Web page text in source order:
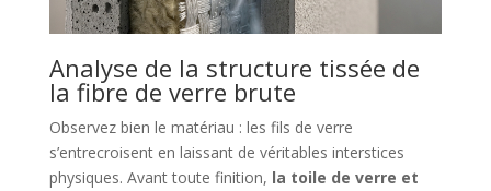
Analyse de la structure tissée de
la fibre de verre brute
Observez bien le matériau : les fils de verre
s’entrecroisent en laissant de véritables interstices
physiques. Avant toute finition, la toile de verre et